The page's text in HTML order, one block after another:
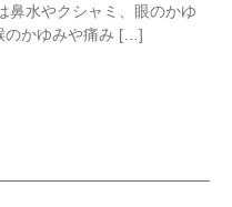
水やクシャミ、眼のかゆ
のかゆみや痛み […]